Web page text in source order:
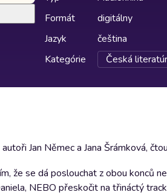
Formát
digitálny
Jazyk
čeština
Kategórie
Česká
Jan Němec a Jana Šrámková,
že se dá poslouchat z obou konců
NEBO přeskočit na třináctý